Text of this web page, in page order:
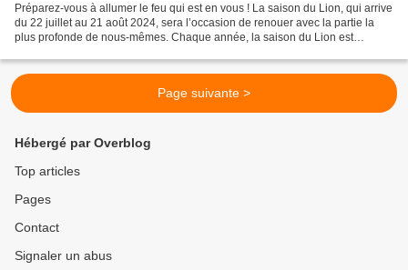
Préparez-vous à allumer le feu qui est en vous ! La saison du Lion, qui arrive
du 22 juillet au 21 août 2024, sera l’occasion de renouer avec la partie la
plus profonde de nous-mêmes. Chaque année, la saison du Lion est
Page suivante >
Hébergé par Overblog
Top articles
Pages
Contact
Signaler un abus